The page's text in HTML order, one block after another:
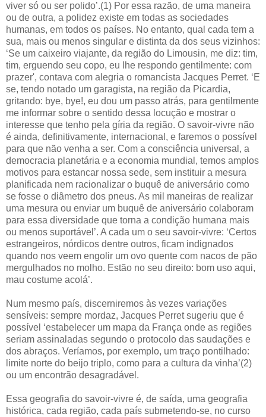
viver só ou ser polido’.(1) Por essa razão, de uma maneira
ou de outra, a polidez existe em todas as sociedades
humanas, em todos os países. No entanto, qual cada tem a
sua, mais ou menos singular e distinta da dos seus vizinhos:
‘Se um caixeiro viajante, da região do Limousin, me diz: tim,
tim, erguendo seu copo, eu lhe respondo gentilmente: com
prazer', contava com alegria o romancista Jacques Perret. ‘E
se, tendo notado um garagista, na região da Picardia,
gritando: bye, bye!, eu dou um passo atrás, para gentilmente
me informar sobre o sentido dessa locução e mostrar o
interesse que tenho pela gíria da região. O savoir-vivre não
é ainda, definitivamente, internacional, e faremos o possível
para que não venha a ser. Com a consciência universal, a
democracia planetária e a economia mundial, temos amplos
motivos para estancar nossa sede, sem instituir a mesura
planificada nem racionalizar o buquê de aniversário como
se fosse o diâmetro dos pneus. As mil maneiras de realizar
uma mesura ou enviar um buquê de aniversário colaboram
para essa diversidade que torna a condição humana mais
ou menos suportável’. A cada um o seu savoir-vivre: ‘Certos
estrangeiros, nórdicos dentre outros, ficam indignados
quando nos veem engolir um ovo quente com nacos de pão
mergulhados no molho. Estão no seu direito: bom uso aqui,
mau costume acolá’.
Num mesmo país, discerniremos às vezes variações
sensíveis: sempre mordaz, Jacques Perret sugeriu que é
possível ‘estabelecer um mapa da França onde as regiões
seriam assinaladas segundo o protocolo das saudações e
dos abraços. Veríamos, por exemplo, um traço pontilhado:
limite norte do beijo triplo, como para a cultura da vinha’(2)
ou um encontrão desagradável.
Essa geografia do savoir-vivre é, de saída, uma geografia
histórica, cada região, cada país submetendo-se, no curso